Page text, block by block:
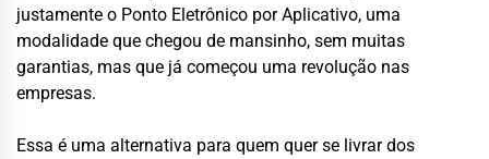
justamente o Ponto Eletrônico por Aplicativo, uma
modalidade que chegou de mansinho, sem muitas
garantias, mas que já começou uma revolução nas
empresas.
Essa é uma alternativa para quem quer se livrar dos